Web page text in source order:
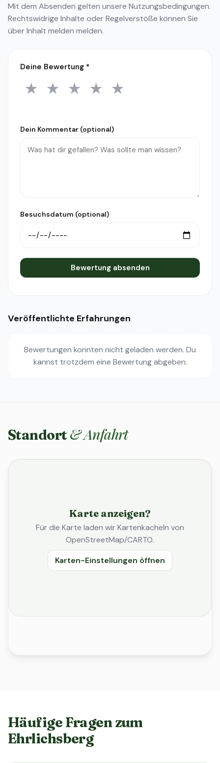
Mit dem Absenden gelten unsere Nutzungsbedingungen.
Rechtswidrige Inhalte oder Regelverstöße können Sie
überInhalt melden melden.
Deine Bewertung *
1 Stern
★ 2 Sterne
★ 3 Sterne
★ 4 Sterne
★ 5 Sterne
★
Dein Kommentar (optional)
Besuchsdatum (optional)
Bewertung absenden
Veröffentlichte Erfahrungen
Bewertungen konnten nicht geladen werden. Du
kannst trotzdem eine Bewertung abgeben.
Standort & Anfahrt
Karte anzeigen?
Für die Karte laden wir Kartenkacheln von
OpenStreetMap/CARTO.
Karten-Einstellungen öffnen
Häufige Fragen zum
Ehrlichsberg